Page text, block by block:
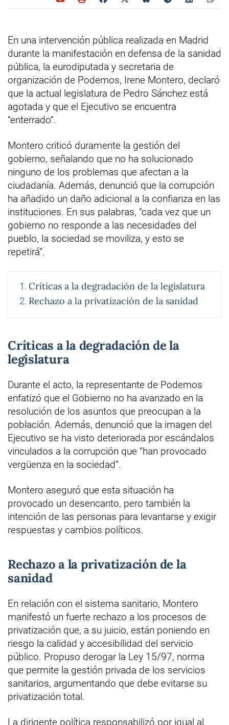
En una intervención pública realizada en Madrid
durante la manifestación en defensa de la sanidad
pública, la eurodiputada y secretaria de
organización de Podemos, Irene Montero, declaró
que la actual legislatura de Pedro Sánchez está
agotada y que el Ejecutivo se encuentra
“enterrado”.
Montero criticó duramente la gestión del
gobierno, señalando que no ha solucionado
ninguno de los problemas que afectan a la
ciudadanía. Además, denunció que la corrupción
ha añadido un daño adicional a la confianza en las
instituciones. En sus palabras, “cada vez que un
gobierno no responde a las necesidades del
pueblo, la sociedad se moviliza, y esto se
repetirá”.
Críticas a la degradación de la legislatura
Rechazo a la privatización de la sanidad
Críticas a la degradación de la
legislatura
Durante el acto, la representante de Podemos
enfatizó que el Gobierno no ha avanzado en la
resolución de los asuntos que preocupan a la
población. Además, denunció que la imagen del
Ejecutivo se ha visto deteriorada por escándalos
vinculados a la corrupción que “han provocado
vergüenza en la sociedad”.
Montero aseguró que esta situación ha
provocado un desencanto, pero también la
intención de las personas para levantarse y exigir
respuestas y cambios políticos.
Rechazo a la privatización de la
sanidad
En relación con el sistema sanitario, Montero
manifestó un fuerte rechazo a los procesos de
privatización que, a su juicio, están poniendo en
riesgo la calidad y accesibilidad del servicio
público. Propuso derogar la Ley 15/97, norma
que permite la gestión privada de los servicios
sanitarios, argumentando que debe evitarse su
privatización total.
La dirigente política responsabilizó por igual al